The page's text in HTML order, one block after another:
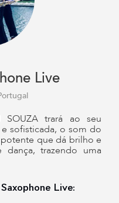
Live
SOUZA trará ao seu
sofisticada, o som do
que dá brilho e
trazendo uma
Live: